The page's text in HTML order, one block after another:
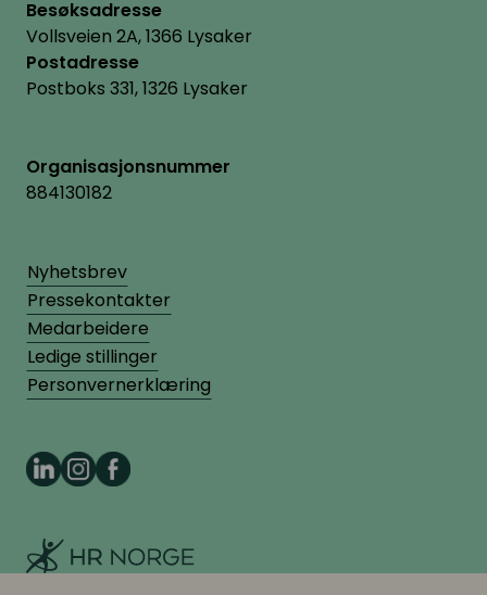
Besøksadresse
Vollsveien 2A, 1366 Lysaker
Postadresse
Postboks 331, 1326 Lysaker
Organisasjonsnummer
884130182
Nyhetsbrev
Pressekontakter
Medarbeidere
Ledige stillinger
Personvernerklæring
HR Norge